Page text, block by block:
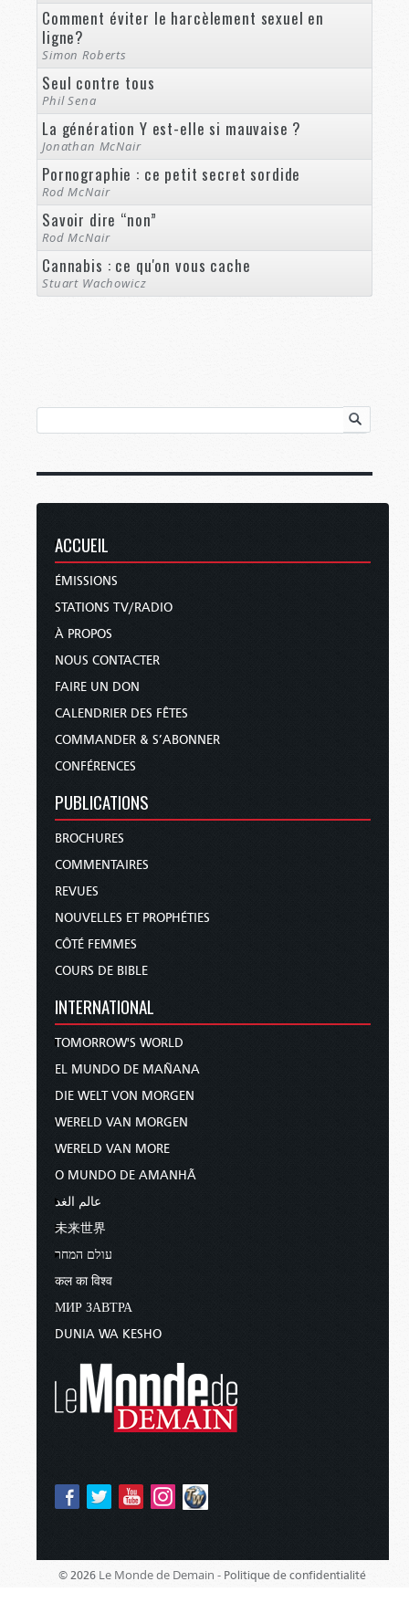
Comment éviter le harcèlement sexuel en
ligne?
Simon Roberts
Seul contre tous
Phil Sena
La génération Y est-elle si mauvaise ?
Jonathan McNair
Pornographie : ce petit secret sordide
Rod McNair
Savoir dire “non”
Rod McNair
Cannabis : ce qu'on vous cache
Stuart Wachowicz
ACCUEIL
ÉMISSIONS
STATIONS TV/RADIO
À PROPOS
NOUS CONTACTER
FAIRE UN DON
CALENDRIER DES FÊTES
COMMANDER & S’ABONNER
CONFÉRENCES
PUBLICATIONS
BROCHURES
COMMENTAIRES
REVUES
NOUVELLES ET PROPHÉTIES
CÔTÉ FEMMES
COURS DE BIBLE
INTERNATIONAL
TOMORROW'S WORLD
EL MUNDO DE MAÑANA
DIE WELT VON MORGEN
WERELD VAN MORGEN
WERELD VAN MORE
O MUNDO DE AMANHÃ
عالم الغد
未来世界
עולם המחר
कल का विश्व
МИР ЗАВТРА
DUNIA WA KESHO
© 2026 Le Monde de Demain - Politique de confidentialité